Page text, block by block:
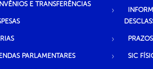
E TRANSFERÊNCIAS
PARLAMENTARES SIC